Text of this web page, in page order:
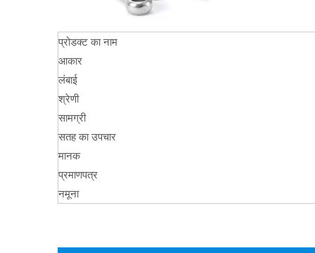
प्रोडक्ट का नाम
आकार
लंबाई
श्रेणी
सामग्री
सतह का उपचार
मानक
प्रमाणपत्र
नमूना